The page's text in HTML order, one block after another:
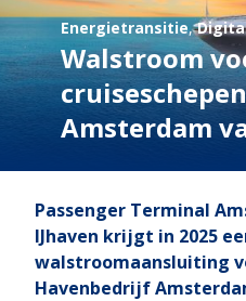
Energietransitie,
Walstroom
Amsterdam
Passenger Terminal
IJhaven krijgt in 2025
walstroomaansluiting
Havenbedrijf